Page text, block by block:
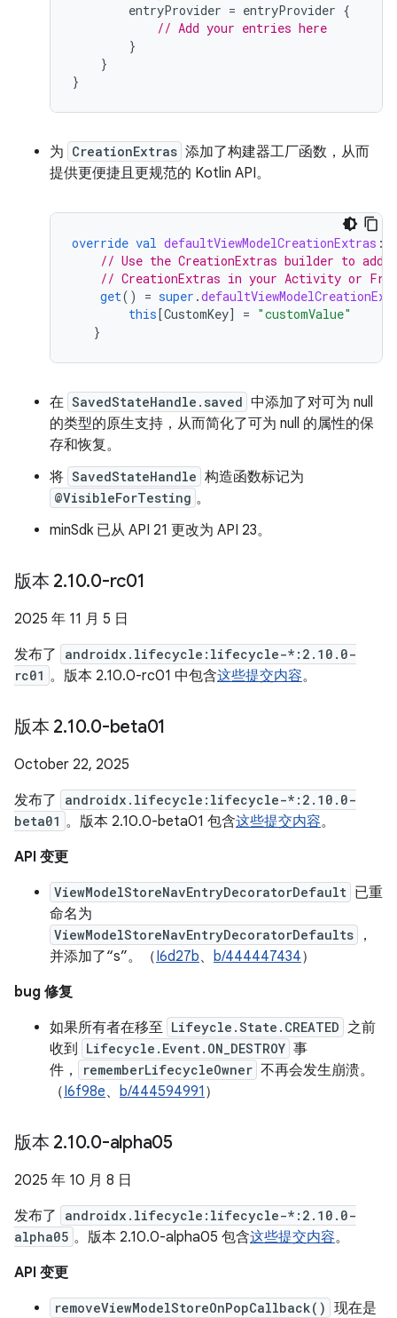
entryProvider = entryProvider {
// Add your entries here
}
}
}
为 CreationExtras 添加了构建器工厂函数，从而
提供更便捷且更规范的 Kotlin API。
override val defaultViewModelCreationExtras :
// Use the CreationExtras builder to add
// CreationExtras in your Activity or
get() = super .
this[CustomKey] = "customValue"
}
在 SavedStateHandle.saved 中添加了对可为 null
的类型的原生支持，从而简化了可为 null 的属性的保
存和恢复。
将 SavedStateHandle 构造函数标记为
@VisibleForTesting 。
minSdk 已从 API 21 更改为 API 23。
版本 2.10.0-rc01
2025 年 11 月 5 日
发布了
androidx.lifecycle:lifecycle-*:2.10.0-
rc01 。版本 2.10.0-rc01 中包含这些提交内容。
版本 2.10.0-beta01
October 22, 2025
发布了
androidx.lifecycle:lifecycle-*:2.10.0-
beta01 。版本 2.10.0-beta01 包含这些提交内容。
API 变更
ViewModelStoreNavEntryDecoratorDefault 已重
命名为
ViewModelStoreNavEntryDecoratorDefaults
，
并添加了“s”。（I6d27b、 b/444447434）
bug 修复
如果所有者在移至 Lifeycle.State.CREATED 之前
收到
Lifecycle.Event.ON_DESTROY 事
件，
rememberLifecycleOwner 不再会发生崩溃。
（I6f98e、 b/444594991 ）
版本 2.10.0-alpha05
2025 年 10 月 8 日
发布了
androidx.lifecycle:lifecycle-*:2.10.0-
alpha05 。版本 2.10.0-alpha05 包含这些提交内容。
API 变更
removeViewModelStoreOnPopCallback() 现在是